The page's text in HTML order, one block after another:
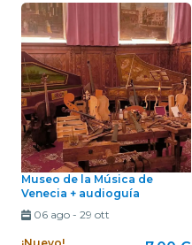
Museo de la Música de
Venecia + audioguía
06 ago- 29 ott